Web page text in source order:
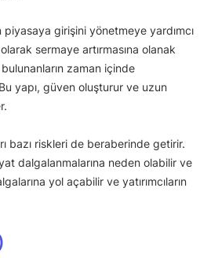
piyasaya girişini yönetmeye yardımcı
sermaye artırmasına olanak
zaman içinde
yapı, güven oluşturur ve uzun
bazı riskleri de beraberinde getirir.
dalgalanmalarına neden olabilir ve
yol açabilir ve yatırımcıların